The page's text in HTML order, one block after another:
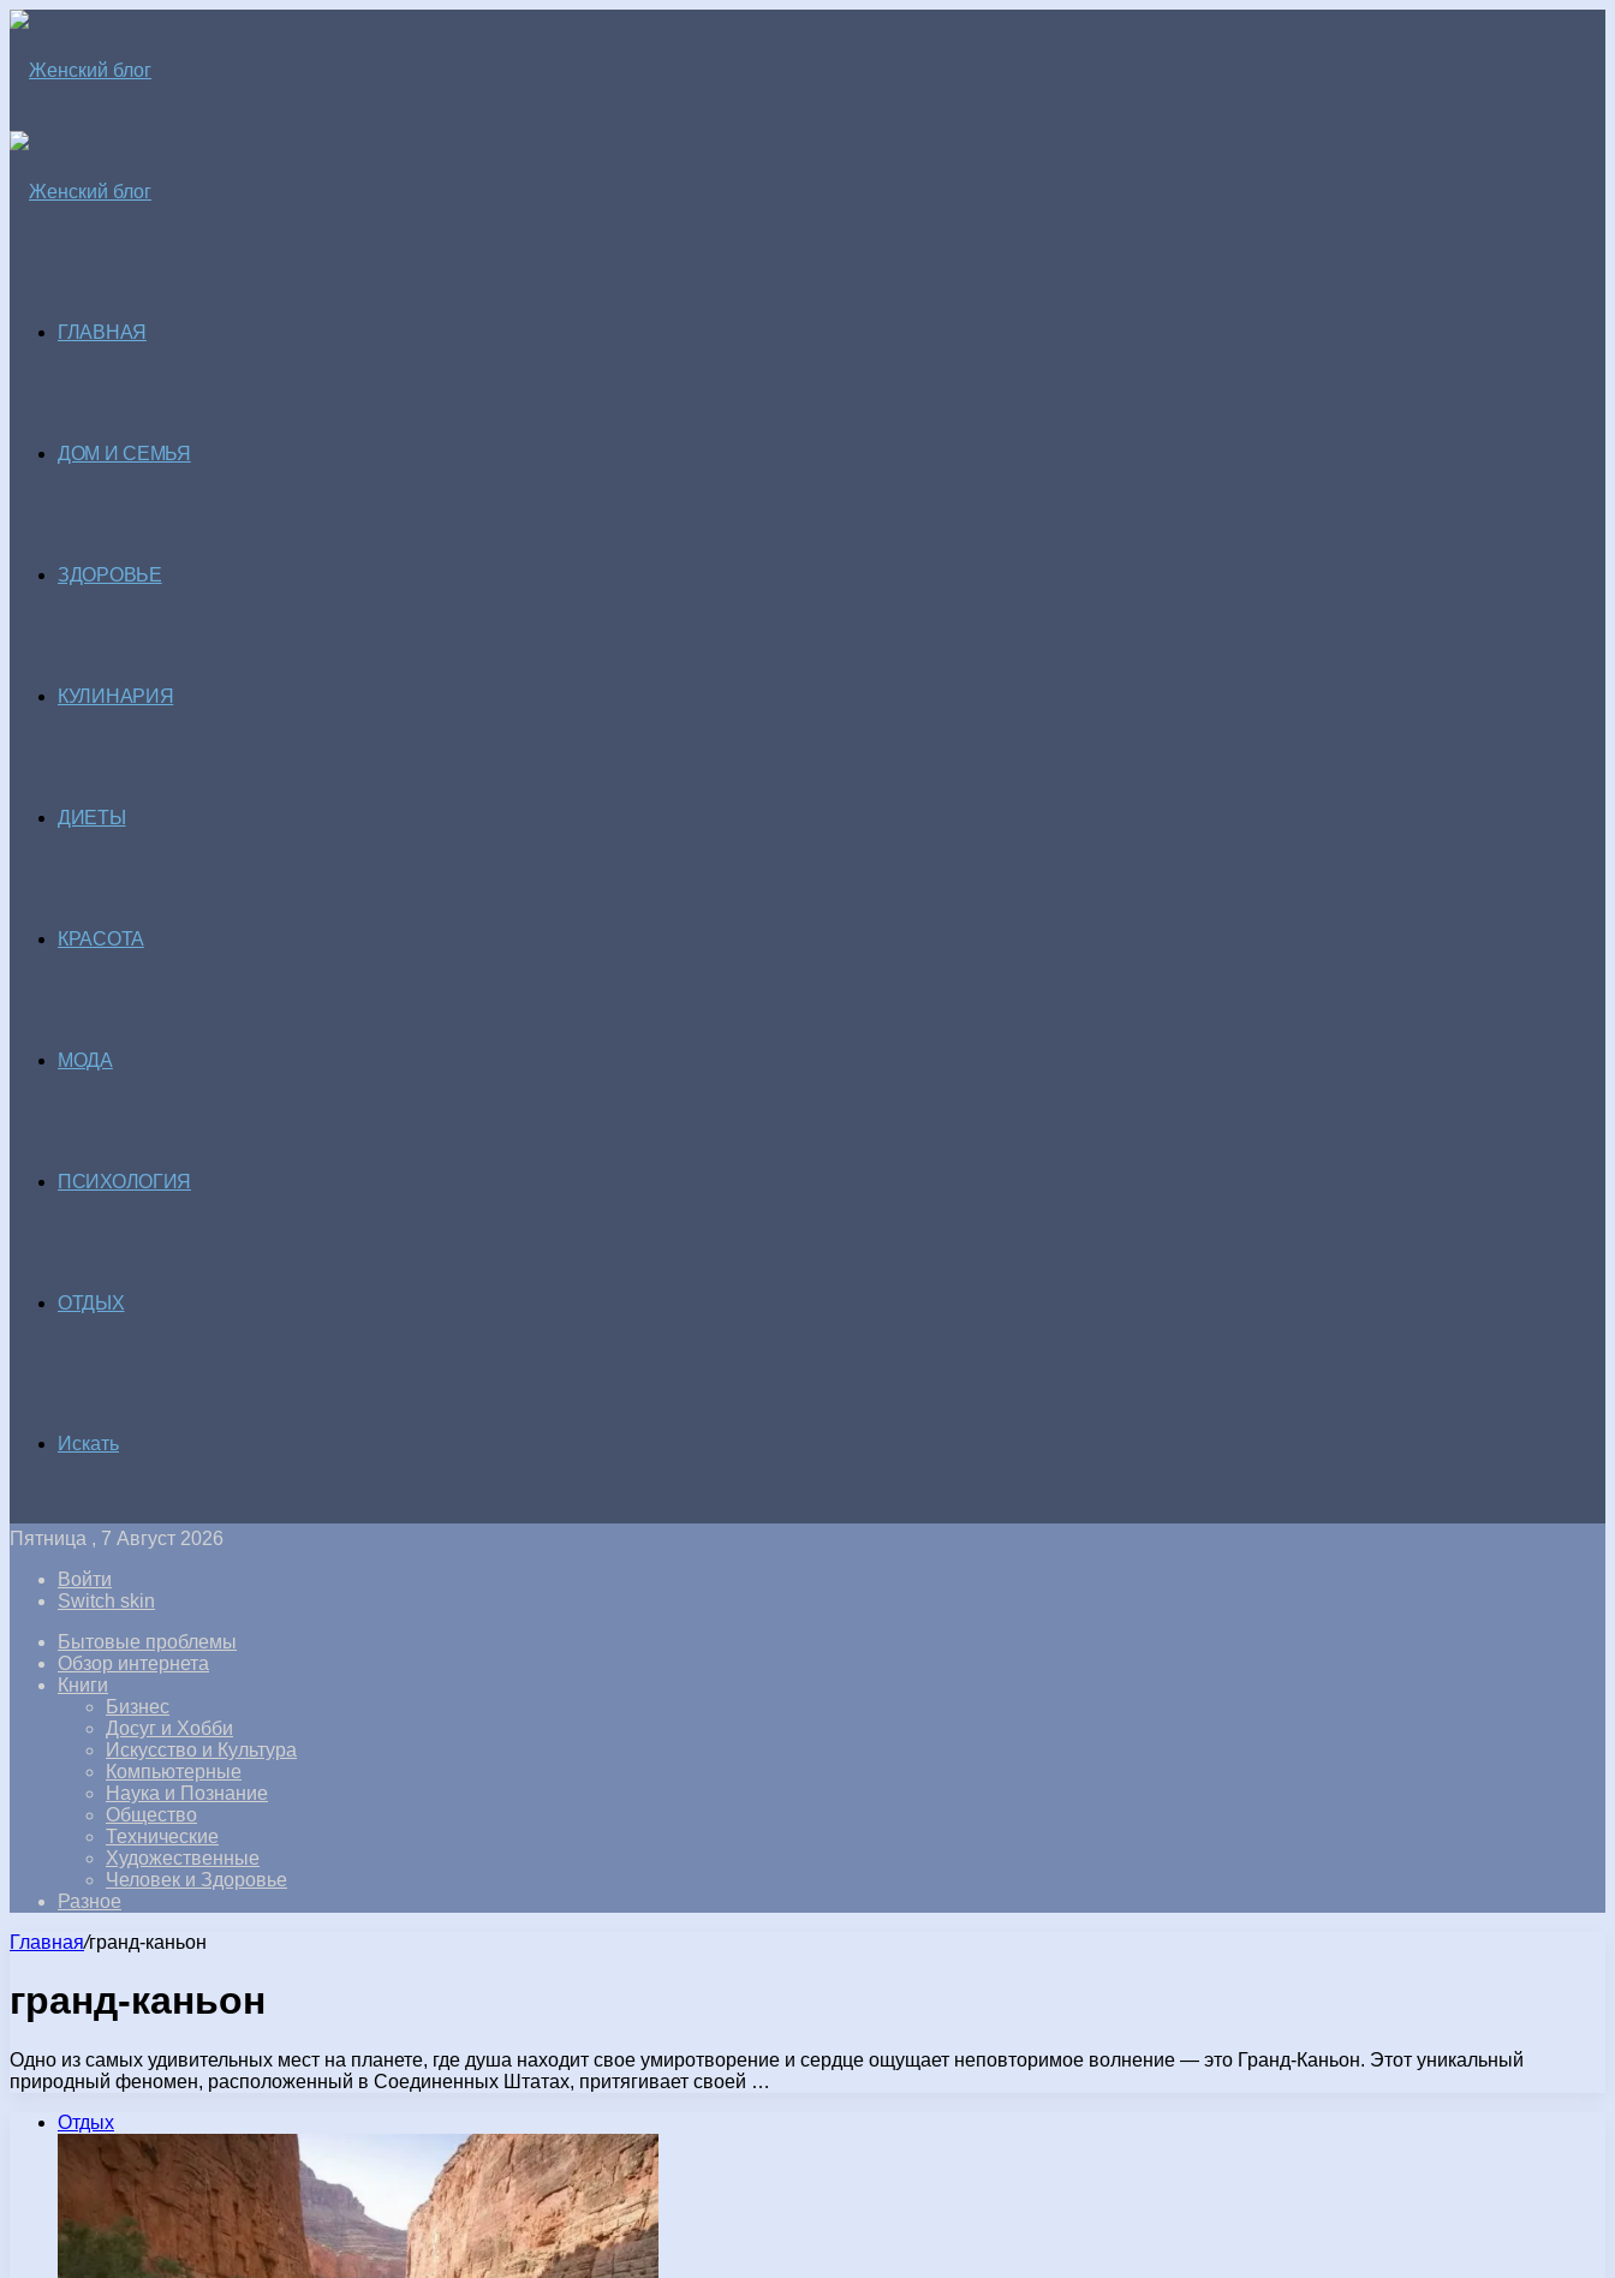
ГЛАВНАЯ
ДОМ И СЕМЬЯ
ЗДОРОВЬЕ
КУЛИНАРИЯ
ДИЕТЫ
КРАСОТА
МОДА
ПСИХОЛОГИЯ
ОТДЫХ
Искать
Пятница , 7 Август 2026
Войти
Switch skin
Бытовые проблемы
Обзор интернета
Книги
Бизнес
Досуг и Хобби
Искусство и Культура
Компьютерные
Наука и Познание
Общество
Технические
Художественные
Человек и Здоровье
Разное
Главная/гранд-каньон
гранд-каньон
Одно из самых удивительных мест на планете, где душа находит свое умиротворение и сердце ощущает неповторимое волнение — это Гранд-Каньон. Этот уникальный
природный феномен, расположенный в Соединенных Штатах, притягивает своей …
Отдых